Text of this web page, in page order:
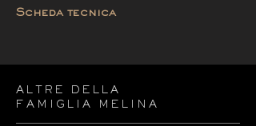
Scheda tecnica
ALTRE DELLA
FAMIGLIA MELINA